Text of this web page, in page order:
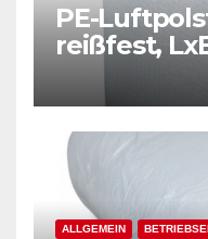
PE-
reißfest,
mm,
Folie,
ALLGEMEIN